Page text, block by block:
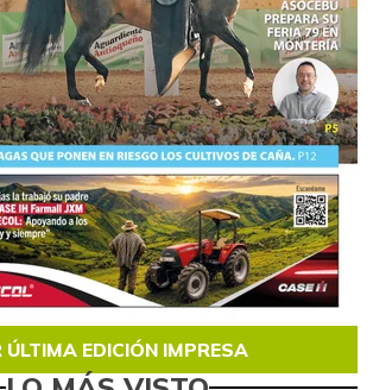
ÚLTIMA EDICIÓN IMPRESA